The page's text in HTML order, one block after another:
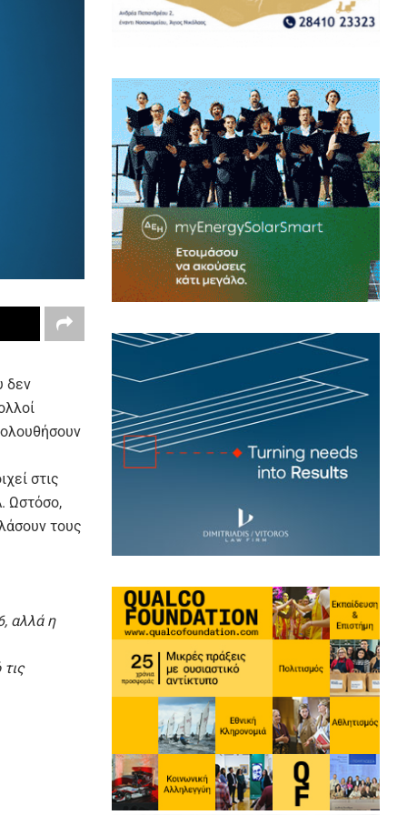
δεν
στις
Ωστόσο,
τους
αλλά η